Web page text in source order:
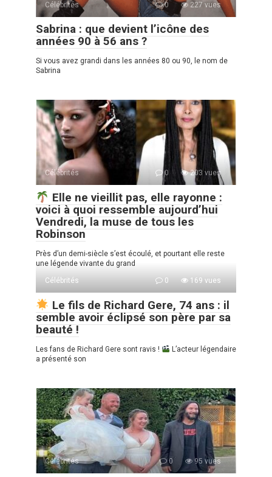
Célébrités 0 227 vues
Sabrina : que devient l’icône des
années 90 à 56 ans ?
Si vous avez grandi dans les années 80 ou 90, le nom de
Sabrina
Célébrités 0 203 vues
Elle ne vieillit pas, elle rayonne :
voici à quoi ressemble aujourd’hui
Vendredi, la muse de tous les
Robinson
Près d’un demi-siècle s’est écoulé, et pourtant elle reste
une légende vivante du grand
Célébrités
0 169 vues
Le fils de Richard Gere, 74 ans : il
semble avoir éclipsé son père par sa
beauté !
Les fans de Richard Gere sont ravis !
L’acteur légendaire
a présenté son
Célébrités 0 95 vues